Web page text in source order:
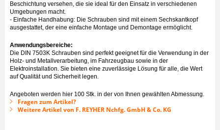
Beschichtung versehen, die sie ideal für den Einsatz in verschiedenen
Umgebungen macht.
- Einfache Handhabung: Die Schrauben sind mit einem Sechskantkopf
ausgestattet, der eine einfache Montage und Demontage ermöglicht.
Anwendungsbereiche:
Die DIN 7503K Schrauben sind perfekt geeignet für die Verwendung in der
Holz- und Metallverarbeitung, im Fahrzeugbau sowie in der
Elektroinstallation. Sie bieten eine zuverlässige Lösung für alle, die Wert
auf Qualität und Sicherheit legen.
Angeboten werden hier 100 Stk. in der von Ihnen gewählten Abmessung.
Fragen zum Artikel?
Weitere Artikel von F. REYHER Nchfg. GmbH & Co. KG